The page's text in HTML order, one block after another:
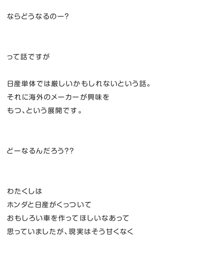
ならどうなるのー？
って話ですが
日産単体では厳しいかもしれないという話。
それに海外のメーカーが興味を
もつ、という展開です。
どーなるんだろう？？
わたくしは
ホンダと日産がくっついて
おもしろい車を作ってほしいなあって
思っていましたが、現実はそう甘くなく